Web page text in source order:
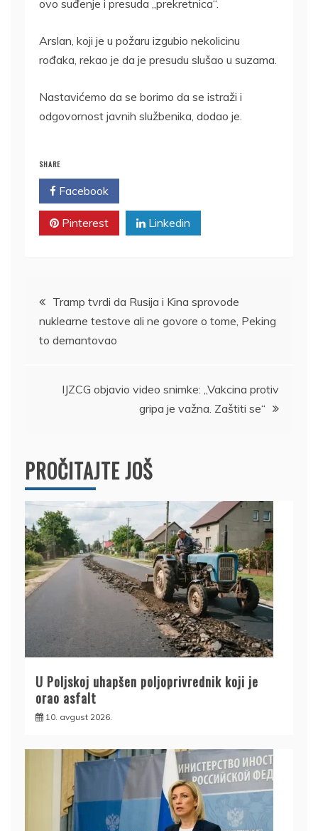
ovo suđenje i presuda „prekretnica“.
Arslan, koji je u požaru izgubio nekolicinu
rođaka, rekao je da je presudu slušao u suzama.
Nastavićemo da se borimo da se istraži i
odgovornost javnih službenika, dodao je.
SHARE
Facebook
Pinterest Linkedin
Kretanje
članka
Tramp tvrdi da Rusija i Kina sprovode
nuklearne testove ali ne govore o tome, Peking
to demantovao
IJZCG objavio video snimke: „Vakcina protiv
gripa je važna. Zaštiti se“
PROČITAJTE JOŠ
U Poljskoj uhapšen poljoprivrednik koji je
orao asfalt
10. avgust 2026.